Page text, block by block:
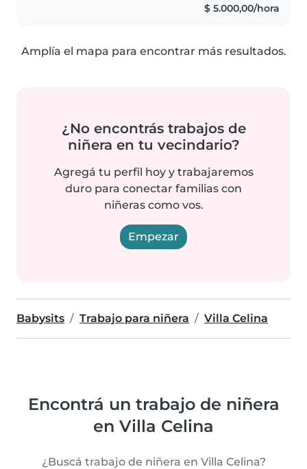
$ 5.000,00/hora
Amplía el mapa para encontrar más resultados.
¿No encontrás trabajos de
niñera en tu vecindario?
Agregá tu perfil hoy y trabajaremos
duro para conectar familias con
niñeras como vos.
Empezar
Babysits Trabajo para niñera Villa Celina
Encontrá un trabajo de niñera
en Villa Celina
¿Buscá trabajo de niñera en Villa Celina?